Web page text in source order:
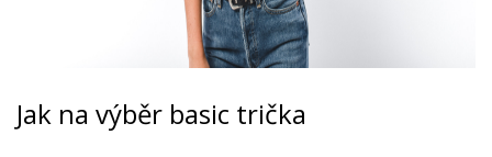
Jak na výběr basic trička